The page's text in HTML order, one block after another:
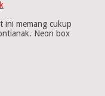
ini memang cukup
Neon box